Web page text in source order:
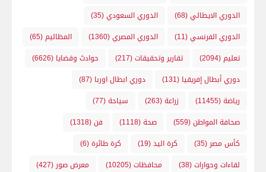
الدوري الايطالي(68) الدوري السعودي(35)
الدوري الفرنسي(11) الدوري المصري(1360) المظاليم(65)
تعليم(2094) تقارير وتحقيقات(217) حوادث وقضايا (6626)
دوري أبطال إفريقيا (131) دوري ابطال اوربا (87)
رياضة(11455) زراعة(263) سياحة(77)
صحافة المواطن(559) صحة(1118) فن(1318)
كأس مصر (35) كرة اليد(19) كرة طائرة(6)
لقاءات وحوارات(38) محافظات(10205) معرض صور (427)